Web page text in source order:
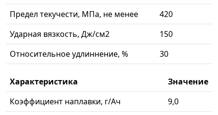
Предел текучести, МПа, не менее
420
Ударная вязкость, Дж/см2
150
Относительное удлиннение, %
30
Характеристика
Значение
Коэффициент наплавки, г/Ач
9,0